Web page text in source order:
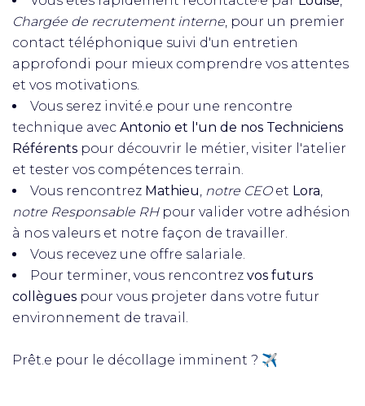
Chargée de recrutement interne, pour un premier
contact téléphonique suivi d'un entretien
approfondi pour mieux comprendre vos attentes
et vos motivations.
Vous serez invité.e pour une rencontre
technique avec Antonio et l'un de nos Techniciens
Référents pour découvrir le métier, visiter l'atelier
et tester vos compétences terrain.
Vous rencontrez Mathieu, notre CEO et Lora,
notre Responsable RHpour valider votre adhésion
à nos valeurs et notre façon de travailler.
Vous recevez une offre salariale.
Pour terminer, vous rencontrez vos futurs
collègues pour vous projeter dans votre futur
environnement de travail.
Prêt.e pour le décollage imminent ? ✈